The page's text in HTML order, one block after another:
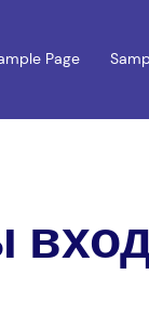
Page